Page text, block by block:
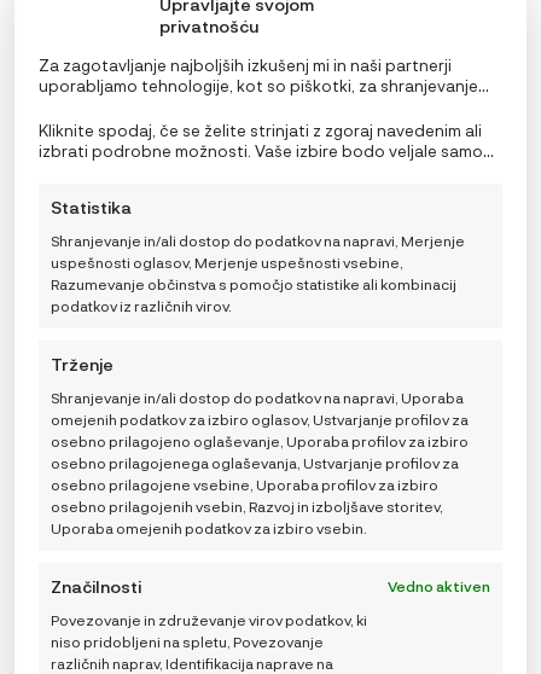
privatnošću
Za zagotavljanje najboljših izkušenj mi in naši partnerji
uporabljamo tehnologije, kot so piškotki, za shranjevanje
tehnologije nam in našim partnerjem omogoča obdelavo
osebnih podatkov, kot so vedenje pri brskanju ali edinstveni
identifikatorji na tem spletnem mestu. Neprivolitev ali
funkcije in funkcije.
Kliknite spodaj, če se želite strinjati z zgoraj navedenim ali
izbrati podrobne možnosti. Vaše izbire bodo veljale samo
uporabite preklopna stikala v pravilniku o piškotkih ali
kliknete gumb za upravljanje soglasja na dnu zaslona.
Statistika
Shranjevanje in/ali dostop do podatkov na napravi, Merjenje
uspešnosti oglasov, Merjenje uspešnosti vsebine,
Razumevanje občinstva s pomočjo statistike ali kombinacij
podatkov iz različnih virov.
Trženje
Shranjevanje in/ali dostop do podatkov na napravi, Uporaba
omejenih podatkov za izbiro oglasov, Ustvarjanje profilov za
osebno prilagojeno oglaševanje, Uporaba profilov za izbiro
osebno prilagojenega oglaševanja, Ustvarjanje profilov za
osebno prilagojene vsebine, Uporaba profilov za izbiro
osebno prilagojenih vsebin, Razvoj in izboljšave storitev,
Uporaba omejenih podatkov za izbiro vsebin.
Značilnosti
Vedno aktiven
Povezovanje in združevanje virov podatkov, ki
niso pridobljeni na spletu, Povezovanje
različnih naprav, Identifikacija naprave na
iCandy Držalo za stekleničko
DODAJ V KOŠARICO